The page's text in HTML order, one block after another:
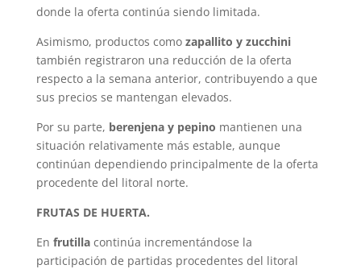
donde la oferta continúa siendo limitada.
Asimismo, productos como zapallito y zucchini
también registraron una reducción de la oferta
respecto a la semana anterior, contribuyendo a que
sus precios se mantengan elevados.
Por su parte, berenjena y pepino mantienen una
situación relativamente más estable, aunque
continúan dependiendo principalmente de la oferta
procedente del litoral norte.
FRUTAS DE HUERTA.
En frutillacontinúa incrementándose la
participación de partidas procedentes del litoral